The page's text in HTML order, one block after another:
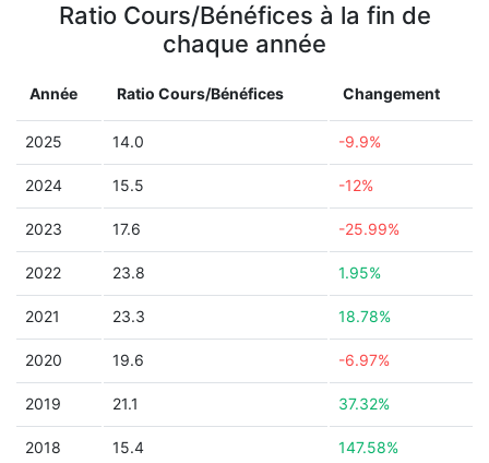
Ratio Cours/Bénéfices à la fin de
chaque année
Année Ratio Cours/Bénéfices Changement
2025 14.0 -9.9%
2024 15.5 -12%
2023 17.6 -25.99%
2022 23.8 1.95%
2021 23.3 18.78%
2020 19.6 -6.97%
2019 21.1 37.32%
2018 15.4 147.58%